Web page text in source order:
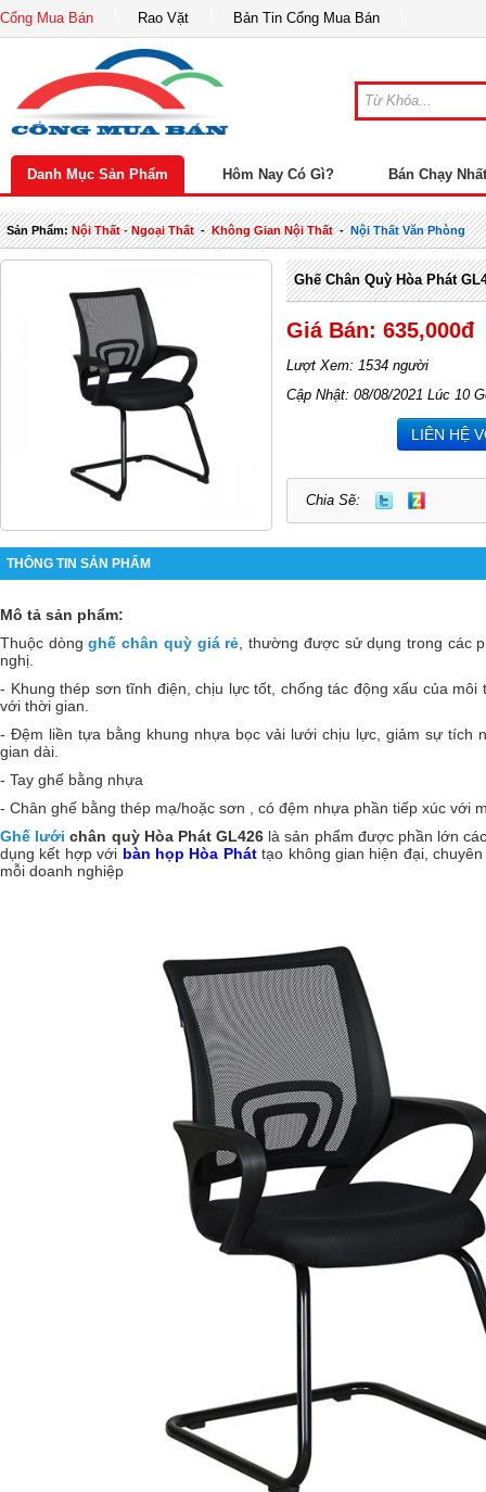
Cổng Mua Bán Rao Vặt Bản Tin Cổng Mua Bán
Danh Mục Sản Phẩm Hôm Nay Có Gì? Bán Chạy Nhất
Sản Phẩm:Nội Thất - Ngoại Thất-Không Gian Nội Thất-Nội Thất Văn Phòng
Ghế Chân Quỳ Hòa Phát
Giá Bán: 635,000đ
Lượt Xem: 1534 người
Cập Nhật: 08/08/2021 Lúc 10
LIÊN HỆ
Chia Sẽ:
THÔNG TIN SẢN PHẨM
Mô tả sản phẩm:
Thuộc dòngghế chân quỳ giá rẻ , thường được sử dụng trong các
nghị.
- Khung thép sơn tĩnh điện, chịu lực tốt, chống tác động xấu của
với thời gian.
- Đệm liền tựa bằng khung nhựa bọc vải lưới chịu lực, giảm sự tích
gian dài.
- Tay ghế bằng nhựa
- Chân ghế bằng thép mạ/hoặc sơn , có đệm nhựa phần tiếp xúc với
Ghế lưới chân quỳ Hòa Phát GL426 là sản phẩm được phần lớn
dụng kết hợp với bàn họp Hòa Pháttạo không gian hiện đại,
mỗi doanh nghiệp